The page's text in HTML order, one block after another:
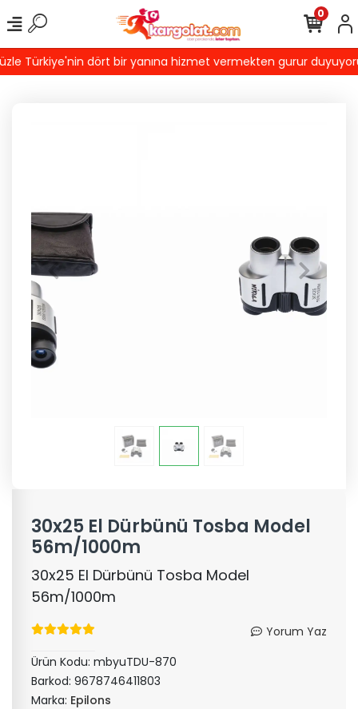
Türkiye'nin dört bir yanına hizmet vermekten gurur
0
30x25 El Dürbünü Tosba Model
56m/1000m
30x25 El Dürbünü Tosba Model
56m/1000m
Yorum Yaz
Ürün Kodu: mbyuTDU-870
Barkod: 9678746411803
Marka: Epilons